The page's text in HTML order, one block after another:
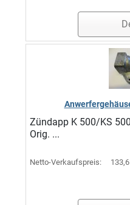
Zündapp K 500/KS
Orig. ...
Netto-Verkaufspreis: